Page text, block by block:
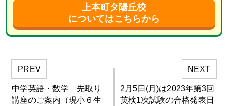
上本町タ陽丘校
についてはこちらから
PREV
中学英語・数学 先取り
講座のご案内（現小６生
NEXT
2月5日(月)は2023年第3回
英検1次試験の合格発表日